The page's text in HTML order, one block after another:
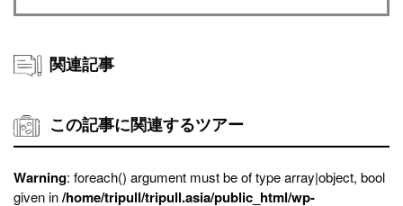
関連記事
この記事に関連するツアー
Warning: foreach() argument must be of type array|object, bool
given in/home/tripull/tripull.asia/public_html/wp-